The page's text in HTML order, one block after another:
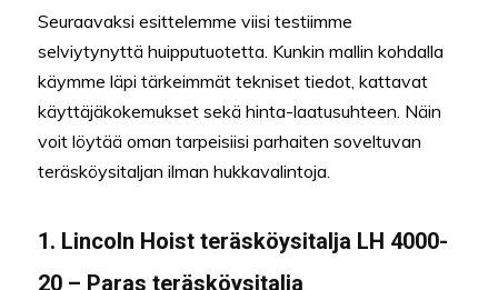
Seuraavaksi esittelemme viisi testiimme
selviytynyttä huipputuotetta. Kunkin mallin kohdalla
käymme läpi tärkeimmät tekniset tiedot, kattavat
käyttäjäkokemukset sekä hinta-laatusuhteen. Näin
voit löytää oman tarpeisiisi parhaiten soveltuvan
teräsköysitaljan ilman hukkavalintoja.
1. Lincoln Hoist teräsköysitalja LH 4000-
20 – Paras teräsköysitalja